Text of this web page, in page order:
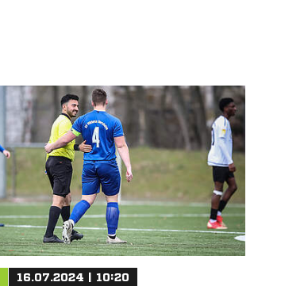
16.07.2024 | 10:20